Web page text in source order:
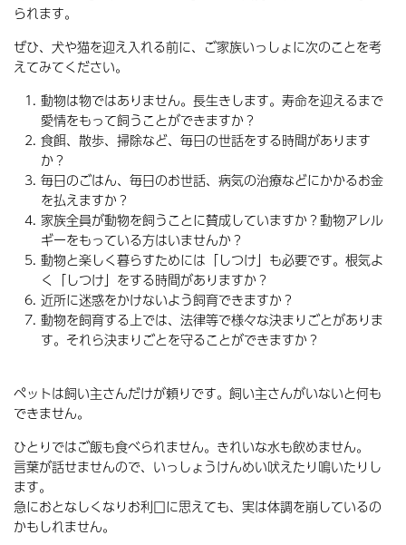
られます。
ぜひ、犬や猫を迎え入れる前に、ご家族いっしょに次のことを考
えてみてください。
動物は物ではありません。長生きします。寿命を迎えるまで
愛情をもって飼うことができますか？
食餌、散歩、掃除など、毎日の世話をする時間があります
か？
毎日のごはん、毎日のお世話、病気の治療などにかかるお金
を払えますか？
家族全員が動物を飼うことに賛成していますか？動物アレル
ギーをもっている方はいませんか？
動物と楽しく暮らすためには「しつけ」も必要です。根気よ
く「しつけ」をする時間がありますか？
近所に迷惑をかけないよう飼育できますか？
動物を飼育する上では、法律等で様々な決まりごとがありま
す。それら決まりごとを守ることができますか？
ペットは飼い主さんだけが頼りです。飼い主さんがいないと何も
できません。
ひとりではご飯も食べられません。きれいな水も飲めません。
言葉が話せませんので、いっしょうけんめい吠えたり鳴いたりし
ます。
急におとなしくなりお利口に思えても、実は体調を崩しているの
かもしれません。